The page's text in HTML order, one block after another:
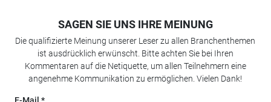
SAGEN SIE UNS IHRE MEINUNG
Die qualifizierte Meinung unserer Leser zu allen Branchenthemen
ist ausdrücklich erwünscht. Bitte achten Sie bei Ihren
Kommentaren auf die Netiquette, um allen Teilnehmern eine
angenehme Kommunikation zu ermöglichen. Vielen Dank!
E-Mail